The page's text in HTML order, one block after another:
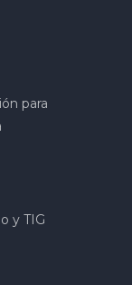
para
y TIG